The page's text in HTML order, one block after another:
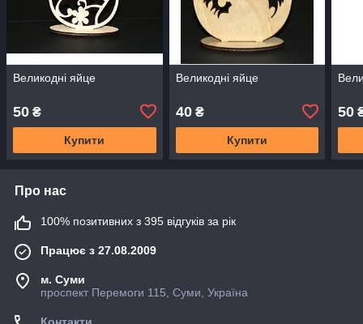
Великодні яйце
50 ₴
Купити
Великодні яйце
40₴
Купити
50
Про нас
100% позитивних з 395 відгуків за рік
Працює з 27.08.2009
м. Суми
проспект Перемоги 115, Суми, Україна